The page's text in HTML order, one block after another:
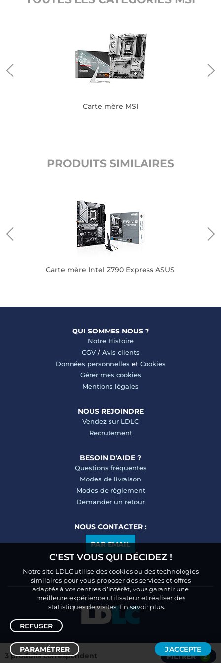
Trier /Filtrer
3 produits correspondent FILTRER 2
Carte mère MSI
PRODUITS SIMILAIRES
Carte mère Intel Z790 Express ASUS
QUI SOMMES NOUS ?
Notre Histoire
CGV/ Avis clients
Données personnelles et Cookies
Gérer mes cookies
Mentions légales
NOUS REJOINDRE
Vendez sur LDLC
Recrutement
BESOIN D'AIDE ?
Questions fréquentes
Modes de livraison
Modes de règlement
Demander un retour
NOUS CONTACTER :
PAR EMAIL
C'EST VOUS QUI DÉCIDEZ !
Notre site LDLC utilise des cookies ou des technologies
similaires pour vous proposer des services et offres
adaptés à vos centres d’intérêt, vous garantir une
meilleure expérience utilisateur et réaliser des
statistiques de visites.En savoir plus.
REFUSER
PARAMÉTRER J'ACCEPTE